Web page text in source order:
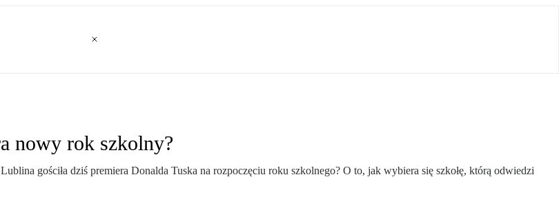
nowy rok szkolny?
gościła dziś premiera Donalda Tuska na rozpoczęciu roku szkolnego? O to, jak wybiera się szkołę, którą odwiedzi